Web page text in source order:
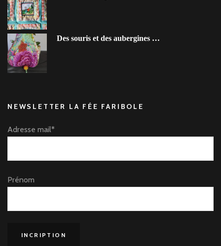
Des souris et des aubergines …
NEWSLETTER LA FÉE FARIBOLE
Adresse mail*
Prénom